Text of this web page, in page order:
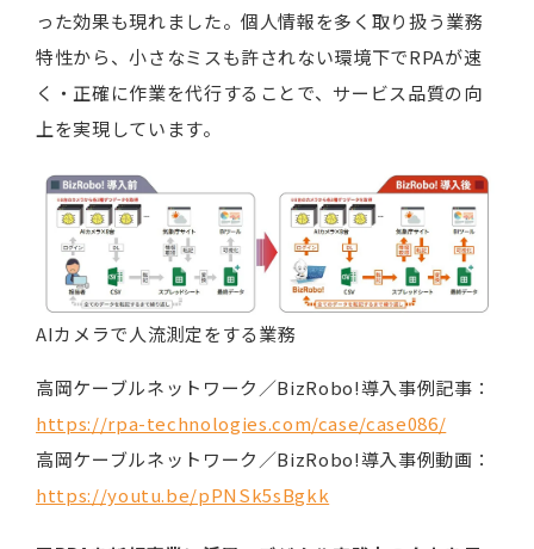
った効果も現れました。個人情報を多く取り扱う業務
特性から、小さなミスも許されない環境下でRPAが速
く・正確に作業を代行することで、サービス品質の向
上を実現しています。
AIカメラで人流測定をする業務
高岡ケーブルネットワーク／BizRobo!導入事例記事：
https://rpa-technologies.com/case/case086/
高岡ケーブルネットワーク／BizRobo!導入事例動画：
https://youtu.be/pPNSk5sBgkk